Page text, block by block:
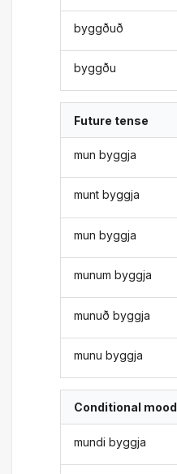
byggðuð
byggðu
Future tense
mun byggja
munt byggja
mun byggja
munum byggja
munuð byggja
munu byggja
Conditional mood
mundi byggja